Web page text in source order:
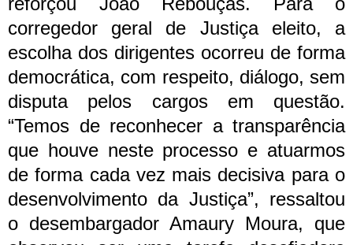
corregedor geral de Justiça eleito, a
escolha dos dirigentes ocorreu de forma
democrática, com respeito, diálogo, sem
disputa pelos cargos em questão.
“Temos de reconhecer a transparência
que houve neste processo e atuarmos
de forma cada vez mais decisiva para o
desenvolvimento da Justiça”, ressaltou
o desembargador Amaury Moura, que